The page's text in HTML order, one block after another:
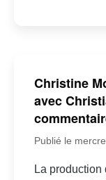
Christine
avec
Publié le
La production